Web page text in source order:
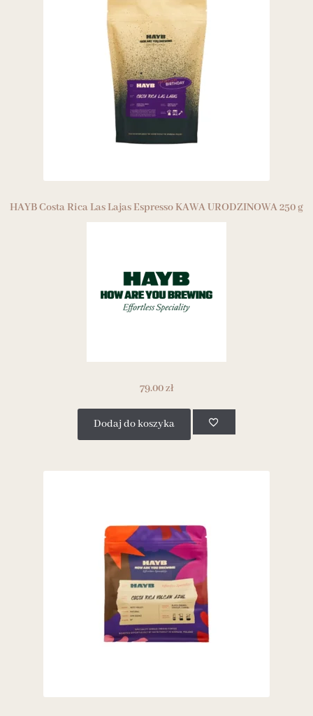
HAYB Costa Rica Las Lajas Espresso KAWA URODZINOWA 250 g
79.00zł
Dodaj do koszyka